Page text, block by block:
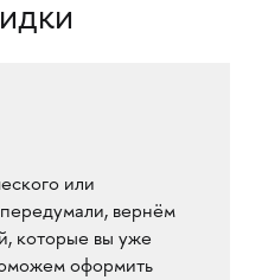
или
вернём
которые вы уже
оформить